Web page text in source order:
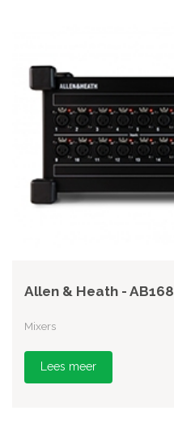
Allen & Heath - AB168
Mixers
Lees meer